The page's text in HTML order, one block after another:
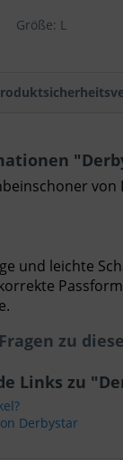
Größe: L
und leichte
zu
Links zu
Derbystar